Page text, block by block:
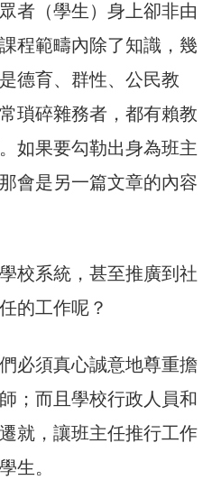
者（學生）身上卻非由
程範疇內除了知識，幾
德育、群性、公民教
瑣碎雜務者，都有賴教
如果要勾勒出身為班主
會是另一篇文章的內容
校系統，甚至推廣到社
的工作呢？
必須真心誠意地尊重擔
；而且學校行政人員和
就，讓班主任推行工作
生。